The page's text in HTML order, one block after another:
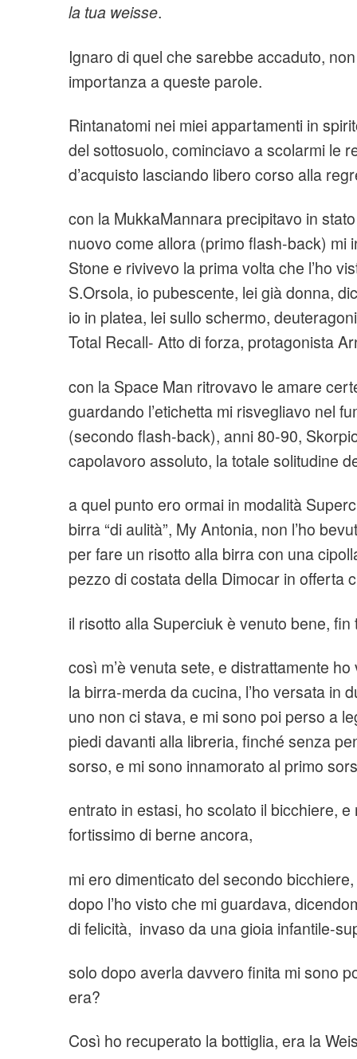
la tua weisse.
Ignaro di quel che sarebbe accaduto,
importanza a queste parole.
Rintanatomi nei miei appartamenti in
del sottosuolo, cominciavo a scolarmi le
d’acquisto lasciando libero corso alla
con la MukkaMannara precipitavo in
nuovo come allora (primo flash-back) mi
Stone e rivivevo la prima volta che l’ho
S.Orsola, io pubescente, lei già donna,
io in platea, lei sullo schermo,
Total Recall- Atto di forza, protagonista
con la Space Man ritrovavo le amare
guardando l’etichetta mi risvegliavo nel
(secondo flash-back), anni 80-90,
capolavoro assoluto, la totale solitudine
a quel punto ero ormai in modalità
birra “di aulità”, My Antonia, non l’ho
per fare un risotto alla birra con una
pezzo di costata della Dimocar in offerta
il risotto alla Superciuk è venuto bene,
così m’è venuta sete, e distrattamente
la birra-merda da cucina, l’ho versata in
uno non ci stava, e mi sono poi perso a
piedi davanti alla libreria, finché senza
sorso, e mi sono innamorato al primo
entrato in estasi, ho scolato il bicchiere,
fortissimo di berne ancora,
mi ero dimenticato del secondo
dopo l’ho visto che mi guardava,
di felicità, invaso da una gioia infantile-
solo dopo averla davvero finita mi sono
era?
Così ho recuperato la bottiglia, era la